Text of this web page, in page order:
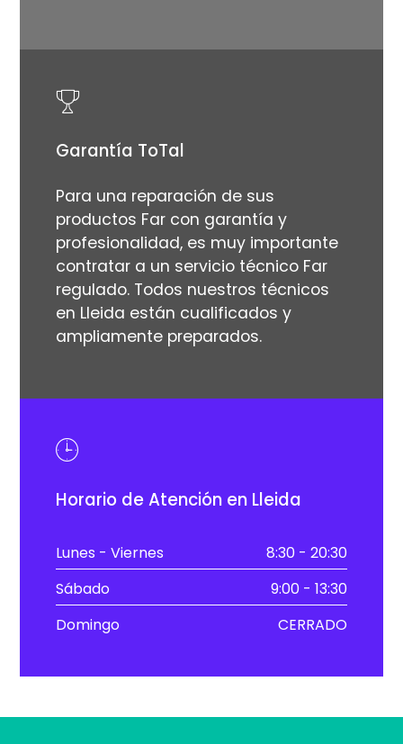
Garantía ToTal
Para una reparación de sus
productos Far con garantía y
profesionalidad, es muy importante
contratar a un servicio técnico Far
regulado. Todos nuestros técnicos
en Lleida están cualificados y
ampliamente preparados.
Horario de Atención en Lleida
Lunes - Viernes
8:30 - 20:30
Sábado
9:00 - 13:30
Domingo
CERRADO